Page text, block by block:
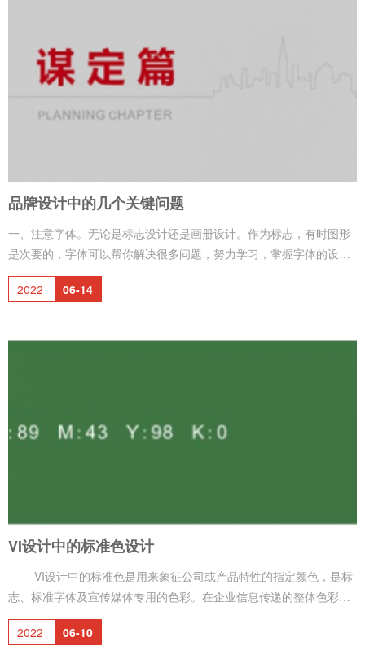
布、品牌效果测定则是
品牌设计中的几个关键问题
一、注意字体。无论是标志设计还是画册设计。作为标志，有时图形
是次要的，字体可以帮你解决很多问题，努力学习，掌握字体的设
计。 二、还是字体。 一切都离不开版式，一切版式都离不开字体。
作为东方文化最杰出的代表——中文字体，你得好好琢磨。 一开始，
2022 06-14
VI设计中的标准色设计
VI设计中的标准色是用来象征公司或产品特性的指定颜色，是标
志、标准字体及宣传媒体专用的色彩。在企业信息传递的整体色彩计
划中，具有明确的视觉识别效应，因而具有在市场竞争中致胜的感情
魅力。 企业标准色具有科学化、差别化、系统化的特点。因此，
2022 06-10